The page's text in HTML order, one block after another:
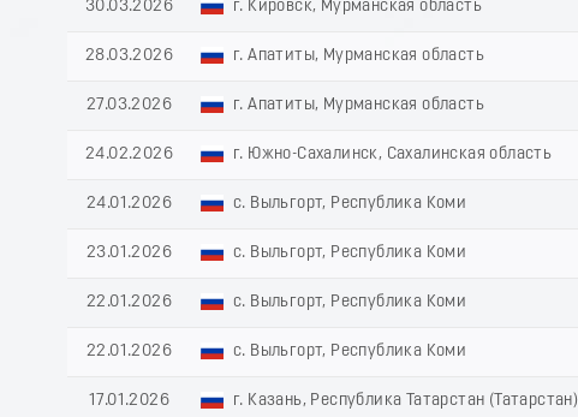
30.03.2026 г. Кировск, Мурманская область
28.03.2026 г. Апатиты, Мурманская область
27.03.2026 г. Апатиты, Мурманская область
24.02.2026 г. Южно-Сахалинск, Сахалинская область
24.01.2026 с. Выльгорт, Республика Коми
23.01.2026 с. Выльгорт, Республика Коми
22.01.2026 с. Выльгорт, Республика Коми
22.01.2026 с. Выльгорт, Республика Коми
17.01.2026 г. Казань, Республика Татарстан (Татарстан)